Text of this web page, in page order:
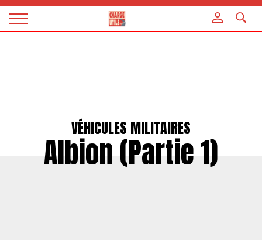
Magazine
VÉHICULES MILITAIRES
Albion (Partie 1)
Panneau de gestion des cookies